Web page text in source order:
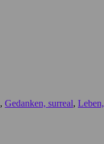
, Gedanken, surreal,